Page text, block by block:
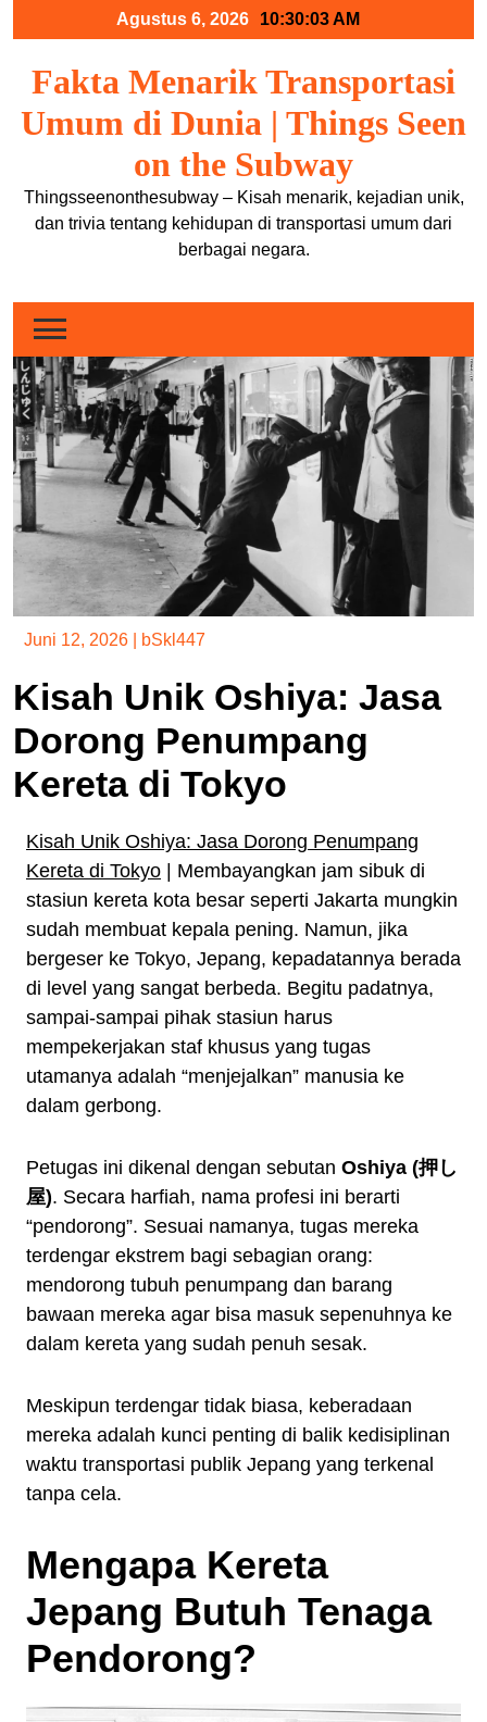
Agustus 6, 2026 10:30:04 AM
Fakta Menarik Transportasi
Umum di Dunia | Things Seen
on the Subway
Thingsseenonthesubway – Kisah menarik, kejadian unik,
dan trivia tentang kehidupan di transportasi umum dari
berbagai negara.
Juni 12, 2026 bSkl447
Kisah Unik Oshiya: Jasa
Dorong Penumpang
Kereta di Tokyo
Kisah Unik Oshiya: Jasa Dorong Penumpang
Kereta di Tokyo | Membayangkan jam sibuk di
stasiun kereta kota besar seperti Jakarta mungkin
sudah membuat kepala pening. Namun, jika
bergeser ke Tokyo, Jepang, kepadatannya berada
di level yang sangat berbeda. Begitu padatnya,
sampai-sampai pihak stasiun harus
mempekerjakan staf khusus yang tugas
utamanya adalah “menjejalkan” manusia ke
dalam gerbong.
Petugas ini dikenal dengan sebutan Oshiya (押し
屋). Secara harfiah, nama profesi ini berarti
“pendorong”. Sesuai namanya, tugas mereka
terdengar ekstrem bagi sebagian orang:
mendorong tubuh penumpang dan barang
bawaan mereka agar bisa masuk sepenuhnya ke
dalam kereta yang sudah penuh sesak.
Meskipun terdengar tidak biasa, keberadaan
mereka adalah kunci penting di balik kedisiplinan
waktu transportasi publik Jepang yang terkenal
tanpa cela.
Mengapa Kereta
Jepang Butuh Tenaga
Pendorong?